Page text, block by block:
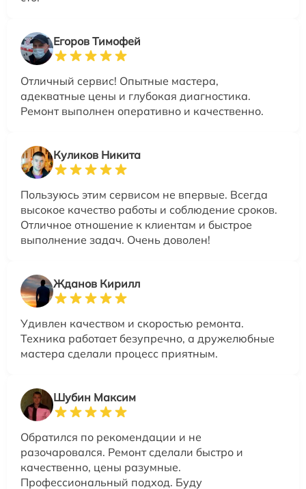
Егоров Тимофей
Отличный сервис! Опытные мастера,
адекватные цены и глубокая диагностика.
Ремонт выполнен оперативно и качественно.
Куликов Никита
Пользуюсь этим сервисом не впервые. Всегда
высокое качество работы и соблюдение сроков.
Отличное отношение к клиентам и быстрое
выполнение задач. Очень доволен!
Жданов Кирилл
Удивлен качеством и скоростью ремонта.
Техника работает безупречно, а дружелюбные
мастера сделали процесс приятным.
Шубин Максим
Обратился по рекомендации и не
разочаровался. Ремонт сделали быстро и
качественно, цены разумные.
Профессиональный подход. Буду